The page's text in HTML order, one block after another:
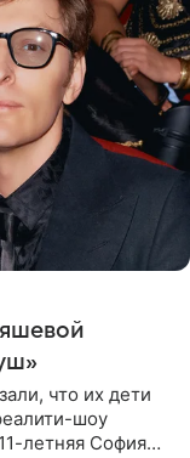
что их дети
шоу
летняя София